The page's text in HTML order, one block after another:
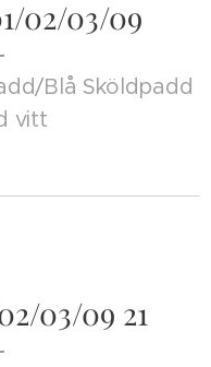
02/03/09
Blå Sköldpadd
vitt
03/09 21